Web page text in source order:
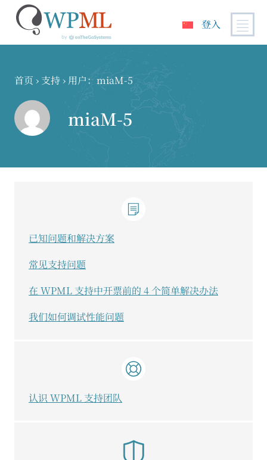
登入
首页 › 支持› 用户：miaM-5
miaM-5
已知问题和解决方案
常见支持问题
在 WPML 支持中开票前的 4 个简单解决办法
我们如何调试性能问题
认识 WPML 支持团队